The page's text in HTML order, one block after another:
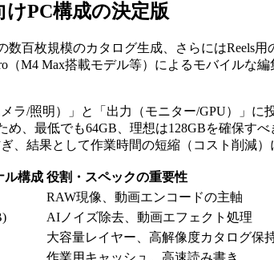
PC構成の決定版
百枚規模のカタログ生成、さらにはReels
M4 Max搭載モデル等）によるモバイルな
/照明）」と「出力（モニター/GPU）」に
、最低でも64GB、理想は128GBを確保す
結果として作業時間の短縮（コスト削減）
ル構成 役割・スペックの重要性
RAW現像、動画エンコードの主軸
AIノイズ除去、動画エフェクト処理
大容量レイヤー、高解像度カタログ保
作業用キャッシュ、高速読み書き